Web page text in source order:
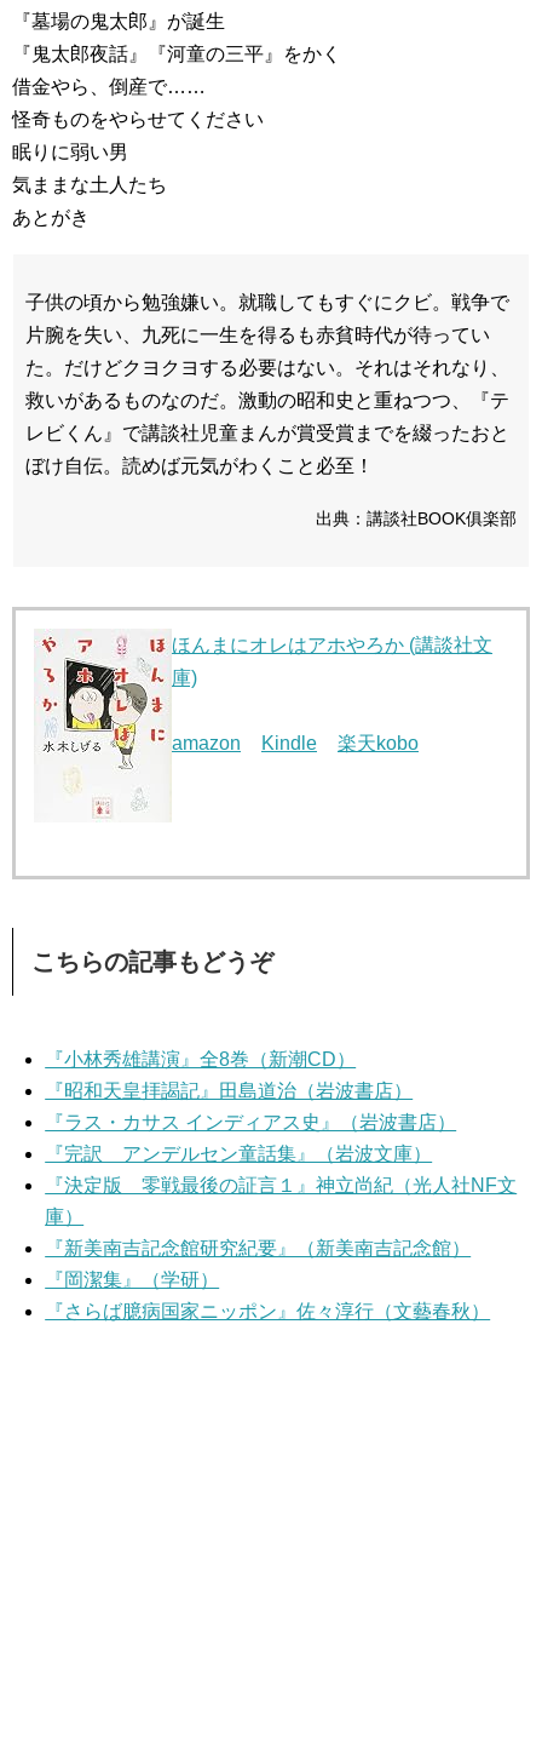
『墓場の鬼太郎』が誕生
『鬼太郎夜話』『河童の三平』をかく
借金やら、倒産で……
怪奇ものをやらせてください
眠りに弱い男
気ままな土人たち
あとがき
子供の頃から勉強嫌い。就職してもすぐにクビ。戦争で
片腕を失い、九死に一生を得るも赤貧時代が待ってい
た。だけどクヨクヨする必要はない。それはそれなり、
救いがあるものなのだ。激動の昭和史と重ねつつ、『テ
レビくん』で講談社児童まんが賞受賞までを綴ったおと
ぼけ自伝。読めば元気がわくこと必至！
出典：講談社BOOK俱楽部
ほんまにオレはアホやろか (講談社文
庫)
amazon Kindle 楽天kobo
こちらの記事もどうぞ
『小林秀雄講演』全8巻（新潮CD）
『昭和天皇拝謁記』田島道治（岩波書店）
『ラス・カサス インディアス史』（岩波書店）
『完訳 アンデルセン童話集』（岩波文庫）
『決定版 零戦最後の証言１』神立尚紀（光人社NF文
庫）
『新美南吉記念館研究紀要』（新美南吉記念館）
『岡潔集』（学研）
『さらば臆病国家ニッポン』佐々淳行（文藝春秋）